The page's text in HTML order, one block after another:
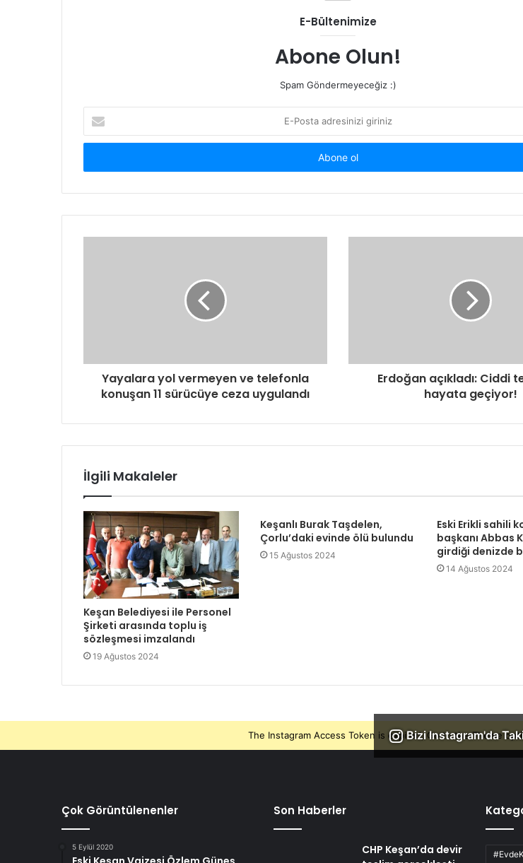
E-Bültenimize
Abone Olun!
Spam Göndermeyeceğiz :)
Posta
adresinizi
Yayalara yol vermeyen ve telefonla
konuşan 11 sürücüye ceza uygulandı
Erdoğan açıkladı: Ciddi
hayata geçiyor!
İlgili Makaleler
Keşan Belediyesi ile Personel
Şirketi arasında toplu iş
sözleşmesi imzalandı
19 Ağustos 2024
Keşanlı Burak Taşdelen,
Çorlu’daki evinde ölü bulundu
15 Ağustos 2024
Eski Erikli sahili
başkanı Abbas
girdiği denizde
14 Ağustos 2024
Bizi Instagram'da
The Instagram Access Token is expired, Go to the Theme
Çok Görüntülenenler
5 Eylül 2020
Son Haberler
CHP Keşan’da devir